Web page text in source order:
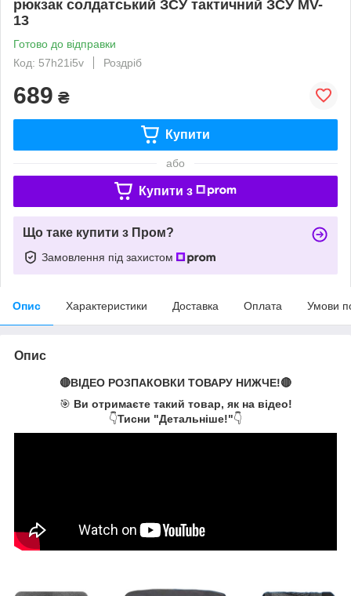
рюкзак солдатський ЗСУ тактичний ЗСУ MV-
13
Готово до відправки
Код: 57h21i5v
Роздріб
689 ₴
Купити
або
Купити з
Що таке купити з Пром?
Замовлення під захистом
Опис Характеристики Доставка Оплата Умови
Опис
🔴ВІДЕО РОЗПАКОВКИ ТОВАРУ НИЖЧЕ!🔴
🎯 Ви отримаєте такий товар, як на відео!
👇Тисни "Детальніше!"👇